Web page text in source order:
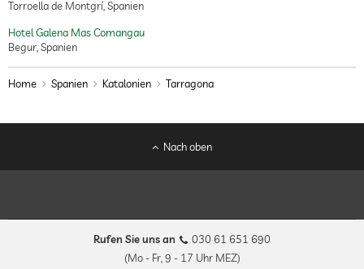
Torroella de Montgrí, Spanien
Hotel Galena Mas Comangau
Begur, Spanien
Home Spanien Katalonien Tarragona
Nach oben
Rufen Sie uns an
030 61 651 690
(Mo - Fr, 9 - 17 Uhr MEZ)